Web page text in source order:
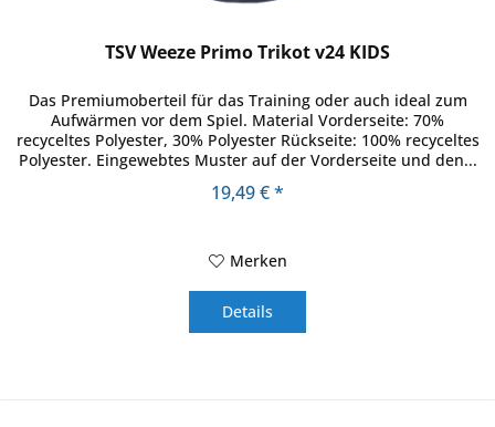
TSV Weeze Primo Trikot v24 KIDS
Das Premiumoberteil für das Training oder auch ideal zum
Aufwärmen vor dem Spiel. Material Vorderseite: 70%
recyceltes Polyester, 30% Polyester Rückseite: 100% recyceltes
Polyester. Eingewebtes Muster auf der Vorderseite und den...
19,49 € *
Merken
Details